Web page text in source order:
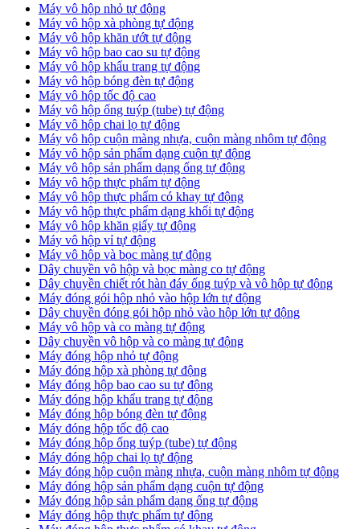
Máy vô hộp nhỏ tự động
Máy vô hộp xà phòng tự động
Máy vô hộp khăn ướt tự động
Máy vô hộp bao cao su tự động
Máy vô hộp khẩu trang tự động
Máy vô hộp bóng đèn tự động
Máy vô hộp tốc độ cao
Máy vô hộp ống tuýp (tube) tự động
Máy vô hộp chai lọ tự động
Máy vô hộp cuộn màng nhựa, cuộn màng nhôm tự động
Máy vô hộp sản phẩm dạng cuộn tự động
Máy vô hộp sản phẩm dạng ống tự động
Máy vô hộp thực phẩm tự động
Máy vô hộp thực phẩm có khay tự động
Máy vô hộp thực phẩm dạng khối tự động
Máy vô hộp khăn giấy tự động
Máy vô hộp vỉ tự động
Máy vô hộp và bọc màng tự động
Dây chuyền vô hộp và bọc màng co tự động
Dây chuyền chiết rót hàn đáy ống tuýp và vô hộp tự động
Máy đóng gói hộp nhỏ vào hộp lớn tự động
Dây chuyền đóng gói hộp nhỏ vào hộp lớn tự động
Máy vô hộp và co màng tự động
Dây chuyền vô hộp và co màng tự động
Máy đóng hộp nhỏ tự động
Máy đóng hộp xà phòng tự động
Máy đóng hộp bao cao su tự động
Máy đóng hộp khẩu trang tự động
Máy đóng hộp bóng đèn tự động
Máy đóng hộp tốc độ cao
Máy đóng hộp ống tuýp (tube) tự động
Máy đóng hộp chai lọ tự động
Máy đóng hộp cuộn màng nhựa, cuộn màng nhôm tự động
Máy đóng hộp sản phẩm dạng cuộn tự động
Máy đóng hộp sản phẩm dạng ống tự động
Máy đóng hộp thực phẩm tự động